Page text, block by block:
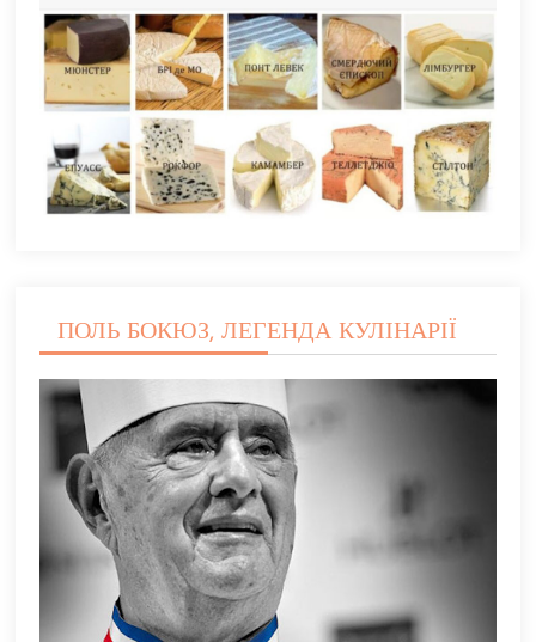
ПОЛЬ БОКЮЗ, ЛЕГЕНДА КУЛІНАРІЇ